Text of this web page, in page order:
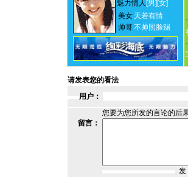
魅力情人 [男] [女]
美女 天若有情
帅哥不帅照脸踢
·
·
请发表您的看法
用户：
您要为您所发的言论的后
留言：